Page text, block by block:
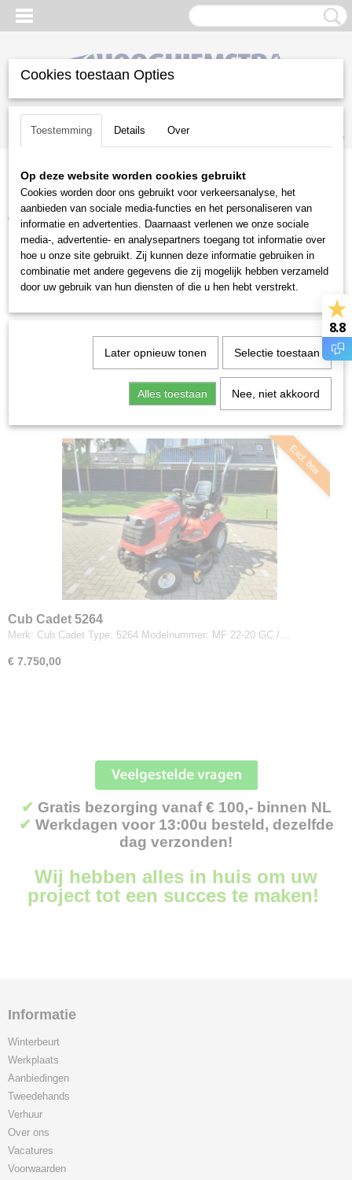
Inloggen Registreren
(0)
Home >Tweedehands>Tractoren
Tweedehands
Aanbouwwerktuigen
Bladblazers & Bladzuigers
Grasmaaiers professioneel
Houtversnipperaars
Inruilers & Opknappers
Kettingzagen
Kloofmachines
Knikladers
Onkruidborstelmachines
Robotmaaiers
Tractoren
Veegmachines
Sorteer op:
Excl. btw
Cub Cadet 5264
Merk: Cub Cadet Type: 5264 Modelnummer: MF 22-20 GC /…
€ 7.750,00
✔ Gratis bezorging vanaf € 100,- binnen NL
✔ Werkdagen voor 13:00u besteld, dezelfde
dag verzonden!
Wij hebben alles in huis om uw
project tot een succes te maken!
Informatie
Winterbeurt
Werkplaats
Aanbiedingen
Tweedehands
Verhuur
Over ons
Vacatures
Voorwaarden
8.8
Cookies toestaan Opties
Toestemming Details Over
Op deze website worden cookies gebruikt
Cookies worden door ons gebruikt voor verkeersanalyse, het
aanbieden van sociale media-functies en het personaliseren van
informatie en advertenties. Daarnaast verlenen we onze sociale
media-, advertentie- en analysepartners toegang tot informatie over
hoe u onze site gebruikt. Zij kunnen deze informatie gebruiken in
combinatie met andere gegevens die zij mogelijk hebben verzameld
door uw gebruik van hun diensten of die u hen hebt verstrekt.
Later opnieuw tonen Selectie toestaan
Alles toestaan Nee, niet akkoord